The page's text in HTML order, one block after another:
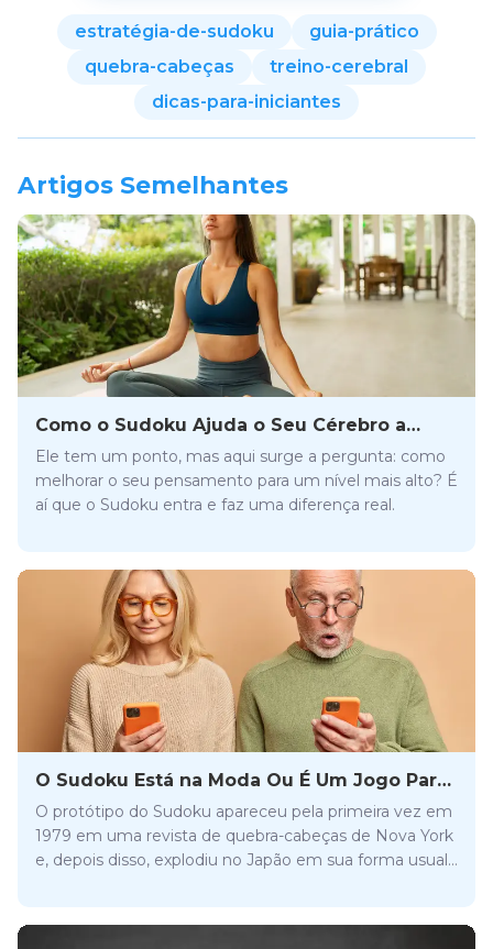
estratégia-de-sudoku
guia-prático
quebra-cabeças
treino-cerebral
dicas-para-iniciantes
Artigos Semelhantes
Como o Sudoku Ajuda o Seu Cérebro a
Funcionar Melhor?
Ele tem um ponto, mas aqui surge a pergunta: como
melhorar o seu pensamento para um nível mais alto? É
aí que o Sudoku entra e faz uma diferença real.
O Sudoku Está na Moda Ou É Um Jogo Para
Pessoas Mais Velhas?
O protótipo do Sudoku apareceu pela primeira vez em
1979 em uma revista de quebra-cabeças de Nova York
e, depois disso, explodiu no Japão em sua forma usual